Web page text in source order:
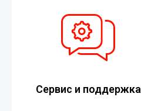
Сервис и поддержка